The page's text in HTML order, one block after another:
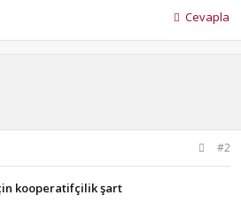
Cevapla
#2
kooperatifçilik şart